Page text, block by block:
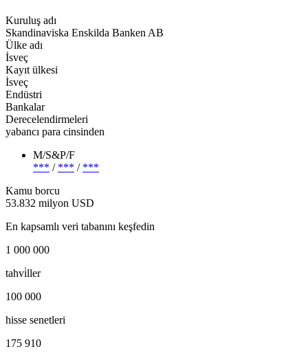
Kuruluş adı
Skandinaviska Enskilda Banken AB
Ülke adı
İsveç
Kayıt ülkesi
İsveç
Endüstri
Bankalar
Derecelendirmeleri
yabancı para cinsinden
M/S&P/F
*** / *** / ***
Kamu borcu
53.832 milyon USD
En kapsamlı veri tabanını keşfedin
1 000 000
tahvi̇ller
100 000
hisse senetleri
175 910